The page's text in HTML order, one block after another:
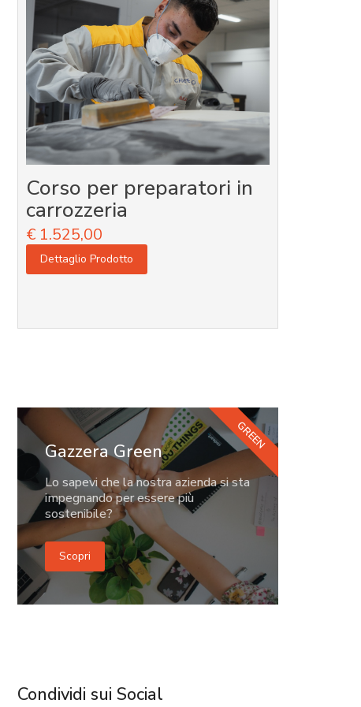
Seminario sui DPI per le
vie respiratorie e sugli
aggiornamenti normativi
€30,00
Gazzera Green
Lo sapevi che la nostra azienda si sta
impegnando per essere più
sostenibile?
Scopri
GREEN
Condividi sui Social